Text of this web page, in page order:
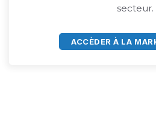
secteur.
ACCÈDER À LA